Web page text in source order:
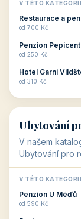
dovolenou
souvisejí. Aktivní
odpočinek jso...
V TÉTO
od 700 Kč
Penzion
od 250 Kč
Hotel Garni
od 310 Kč
👨‍👩‍👧‍👦
Ubytování
rodiny
V našem
Ubytování pro
jsou pro Vás
objekty, které
polohou či
nabízí klidné
V TÉTO
Penzion U Méďů
od 590 Kč